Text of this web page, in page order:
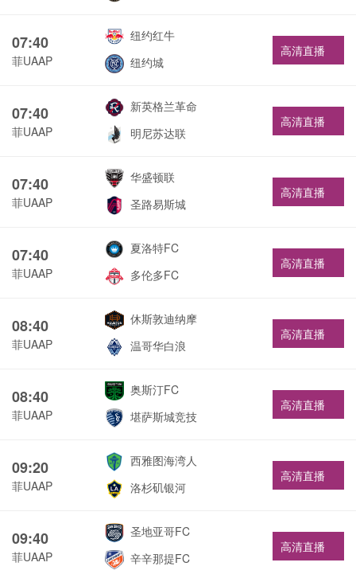
07:40
菲UAAP
纽约红牛
纽约城
高清直播
07:40
菲UAAP
新英格兰革命
明尼苏达联
高清直播
07:40
菲UAAP
华盛顿联
圣路易斯城
高清直播
07:40
菲UAAP
夏洛特FC
多伦多FC
高清直播
08:40
菲UAAP
休斯敦迪纳摩
温哥华白浪
高清直播
08:40
菲UAAP
奥斯汀FC
堪萨斯城竞技
高清直播
09:20
菲UAAP
西雅图海湾人
洛杉矶银河
高清直播
09:40
菲UAAP
圣地亚哥FC
辛辛那提FC
高清直播